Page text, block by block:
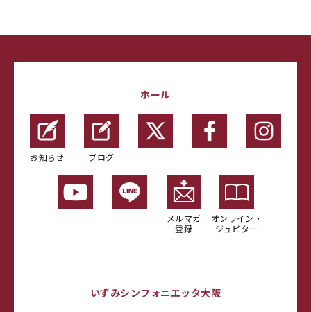
ホール
お知らせ ブログ
メルマガ
登録
オンライン・
ジュピター
いずみシンフォニエッタ大阪